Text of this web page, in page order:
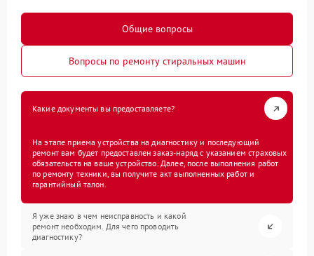
Общие вопросы
Вопросы по ремонту стиральных машин
Какие документы вы предоставляете?
На этапе приема устройства на диагностику и последующий
ремонт вам будет предоставлен заказ-наряд с указанием страховых
обязательств на ваше устройство. Далее, после выполнения работ
по ремонту техники, вы получите акт выполненных работ и
гарантийный талон.
Я уже знаю в чем неисправность и какой
ремонт необходим. Для чего проводить
диагностику?